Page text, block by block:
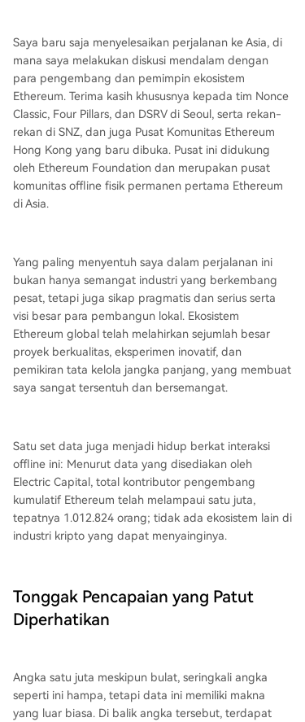
yeluruh yang menargetkan penyelesaian sekitar
tahun 2029. Keunggulan kompetitifnya diperkua
t oleh tiga pilar: **netralitas tepercaya** (diduku
ng oleh >900.000 validator), **arsitektur modula
r** yang menghubungkan berbagai Rollup, dan
**budaya ekosistem** yang dikembangkan oleh
peneliti dan standar terkemuka. EVM dan Solidit
y telah menjadi standar universal, memungkinka
n interoperabilitas di ratusan ja...
Saya baru saja menyelesaikan perjalanan ke Asia, di
mana saya melakukan diskusi mendalam dengan
para pengembang dan pemimpin ekosistem
Ethereum. Terima kasih khususnya kepada tim Nonce
Classic, Four Pillars, dan DSRV di Seoul, serta rekan-
rekan di SNZ, dan juga Pusat Komunitas Ethereum
Hong Kong yang baru dibuka. Pusat ini didukung
oleh Ethereum Foundation dan merupakan pusat
komunitas offline fisik permanen pertama Ethereum
di Asia.
Yang paling menyentuh saya dalam perjalanan ini
bukan hanya semangat industri yang berkembang
pesat, tetapi juga sikap pragmatis dan serius serta
visi besar para pembangun lokal. Ekosistem
Ethereum global telah melahirkan sejumlah besar
proyek berkualitas, eksperimen inovatif, dan
pemikiran tata kelola jangka panjang, yang membuat
saya sangat tersentuh dan bersemangat.
Satu set data juga menjadi hidup berkat interaksi
offline ini: Menurut data yang disediakan oleh
Electric Capital, total kontributor pengembang
kumulatif Ethereum telah melampaui satu juta,
tepatnya 1.012.824 orang; tidak ada ekosistem lain di
industri kripto yang dapat menyainginya.
Tonggak Pencapaian yang Patut
Diperhatikan
Angka satu juta meskipun bulat, seringkali angka
seperti ini hampa, tetapi data ini memiliki makna
yang luar biasa. Di balik angka tersebut, terdapat